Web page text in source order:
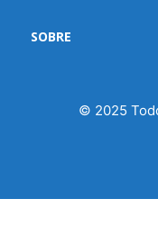
SOBRE
© 2025